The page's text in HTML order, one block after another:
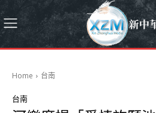
Home 台南
台南